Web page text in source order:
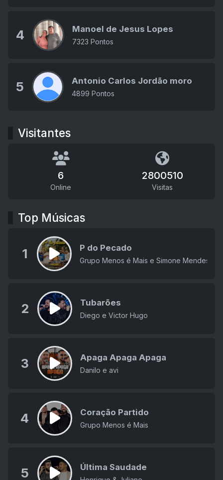
4 Manoel de Jesus Lopes
7323 Pontos
5 Antonio Carlos Jordão moro
4899 Pontos
Visitantes
6
Online
2800510
Visitas
Top Músicas
1 P do Pecado
Grupo Menos é Mais e Simone Mendes
2 Tubarões
Diego e Victor Hugo
3 Apaga Apaga Apaga
Danilo e avi
4 Coração Partido
Grupo Menos é Mais
5 Última Saudade